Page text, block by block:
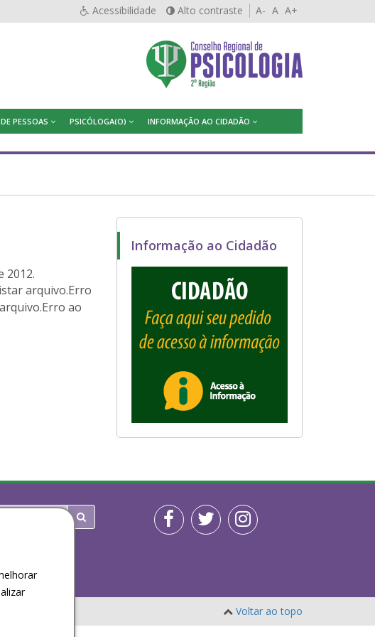
Acessibilidade Alto contraste A- A A+
PESSOAS PSICÓLOGA(O) INFORMAÇÃO AO CIDADÃO
2012.
arquivo.Erro
ao
Informação ao Cidadão
Voltar ao topo